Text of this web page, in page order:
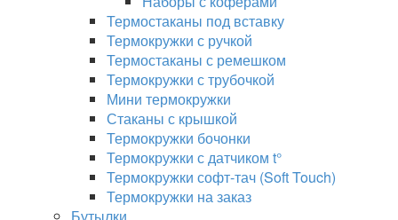
Термостаканы под вставку
Термокружки с ручкой
Термостаканы с ремешком
Термокружки с трубочкой
Мини термокружки
Стаканы с крышкой
Термокружки бочонки
Термокружки с датчиком t°
Термокружки софт-тач (Soft Touch)
Термокружки на заказ